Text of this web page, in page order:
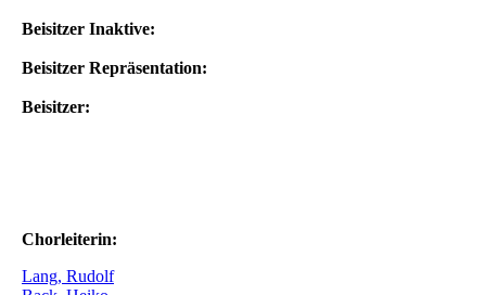
Beisitzer Inaktive:
Beisitzer Repräsentation:
Beisitzer:
Chorleiterin:
Lang, Rudolf